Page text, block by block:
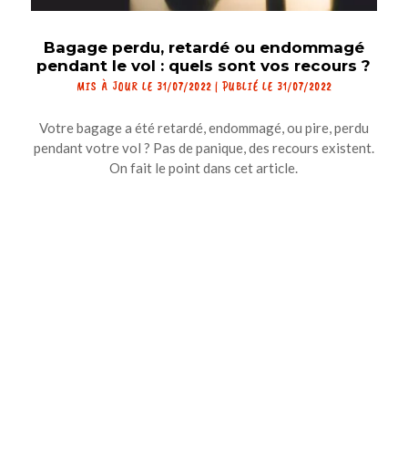
Bagage perdu, retardé ou endommagé
pendant le vol : quels sont vos recours ?
MIS À JOUR LE 31/07/2022 | PUBLIÉ LE 31/07/2022
Votre bagage a été retardé, endommagé, ou pire, perdu
pendant votre vol ? Pas de panique, des recours existent.
On fait le point dans cet article.